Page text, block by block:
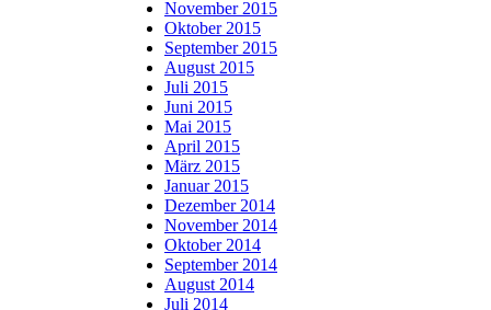
November 2015
Oktober 2015
September 2015
August 2015
Juli 2015
Juni 2015
Mai 2015
April 2015
März 2015
Januar 2015
Dezember 2014
November 2014
Oktober 2014
September 2014
August 2014
Juli 2014